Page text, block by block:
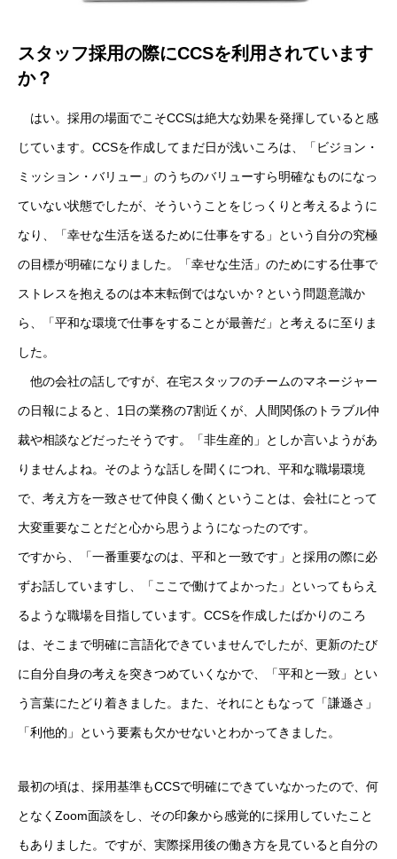
スタッフ採用の際にCCSを利用されています
か？
はい。採用の場面でこそCCSは絶大な効果を発揮していると感
じています。CCSを作成してまだ日が浅いころは、「ビジョン・
ミッション・バリュー」のうちのバリューすら明確なものになっ
ていない状態でしたが、そういうことをじっくりと考えるように
なり、「幸せな生活を送るために仕事をする」という自分の究極
の目標が明確になりました。「幸せな生活」のためにする仕事で
ストレスを抱えるのは本末転倒ではないか？という問題意識か
ら、「平和な環境で仕事をすることが最善だ」と考えるに至りま
した。
他の会社の話しですが、在宅スタッフのチームのマネージャー
の日報によると、1日の業務の7割近くが、人間関係のトラブル仲
裁や相談などだったそうです。「非生産的」としか言いようがあ
りませんよね。そのような話しを聞くにつれ、平和な職場環境
で、考え方を一致させて仲良く働くということは、会社にとって
大変重要なことだと心から思うようになったのです。
ですから、「一番重要なのは、平和と一致です」と採用の際に必
ずお話していますし、「ここで働けてよかった」といってもらえ
るような職場を目指しています。CCSを作成したばかりのころ
は、そこまで明確に言語化できていませんでしたが、更新のたび
に自分自身の考えを突きつめていくなかで、「平和と一致」とい
う言葉にたどり着きました。また、それにともなって「謙遜さ」
「利他的」という要素も欠かせないとわかってきました。
最初の頃は、採用基準もCCSで明確にできていなかったので、何
となくZoom面談をし、その印象から感覚的に採用していたこと
もありました。ですが、実際採用後の働き方を見ていると自分の